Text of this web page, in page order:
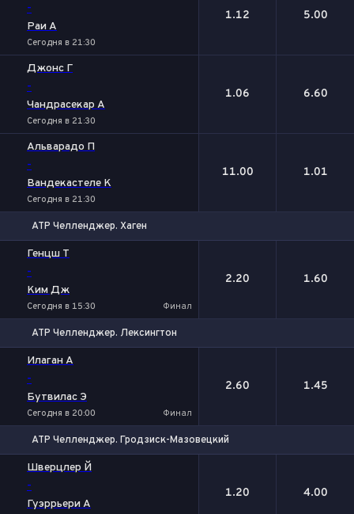
-
Раи А
Сегодня в 21:30
1.12 5.00
Джонс Г
-
Чандрасекар А
Сегодня в 21:30
1.06 6.60
Альварадо П
-
Вандекастеле К
Сегодня в 21:30
11.00 1.01
ATP Челленджер. Хаген
Генцш Т
-
Ким Дж
Сегодня в 15:30 Финал
2.20 1.60
ATP Челленджер. Лексингтон
Илаган А
-
Бутвилас Э
Сегодня в 20:00 Финал
2.60 1.45
ATP Челленджер. Гродзиск-Мазовецкий
Шверцлер Й
-
Гуэррьери А
1.20 4.00